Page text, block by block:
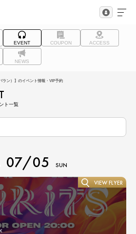
EVENT COUPON ACCESS
NEWS
ラン）】のイベント情報・VIP予約
ト一覧
07/05 SUN
VIEW FLYER